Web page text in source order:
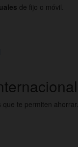
de fijo o móvil.
te permiten ahorrar.